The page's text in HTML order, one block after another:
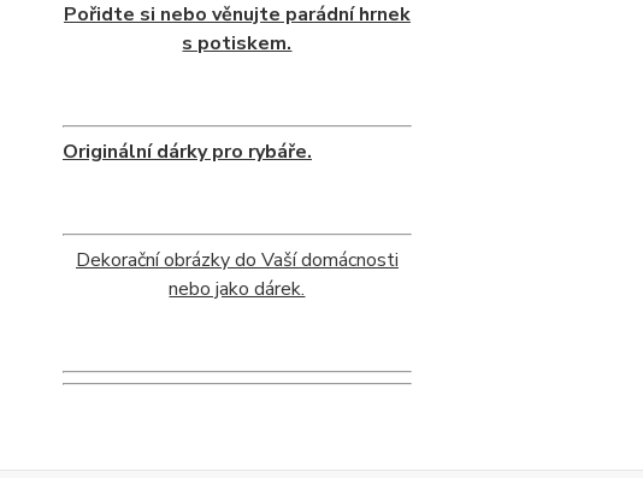
Pořidte si nebo věnujte parádní hrnek
s potiskem.
Originální dárky pro rybáře.
Dekorační obrázky do Vaší domácnosti
nebo jako dárek.